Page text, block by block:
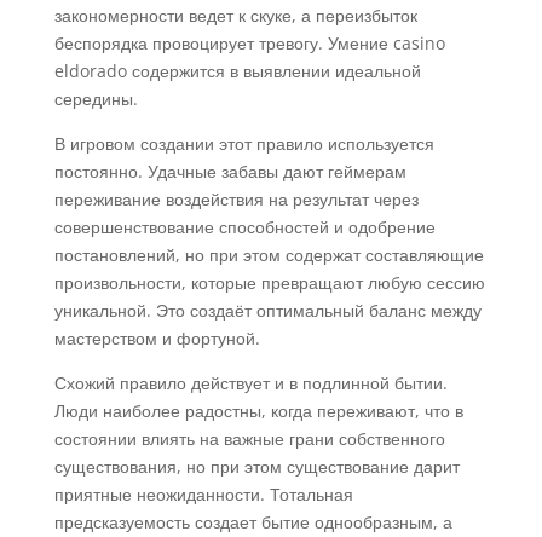
закономерности ведет к скуке, а переизбыток
беспорядка провоцирует тревогу. Умение casino
eldorado содержится в выявлении идеальной
середины.
В игровом создании этот правило используется
постоянно. Удачные забавы дают геймерам
переживание воздействия на результат через
совершенствование способностей и одобрение
постановлений, но при этом содержат составляющие
произвольности, которые превращают любую сессию
уникальной. Это создаёт оптимальный баланс между
мастерством и фортуной.
Схожий правило действует и в подлинной бытии.
Люди наиболее радостны, когда переживают, что в
состоянии влиять на важные грани собственного
существования, но при этом существование дарит
приятные неожиданности. Тотальная
предсказуемость создает бытие однообразным, а